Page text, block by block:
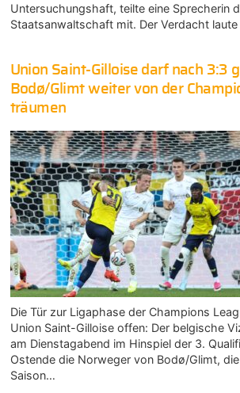
Untersuchungshaft, teilte eine Sprecherin
Staatsanwaltschaft mit. Der Verdacht
Union Saint-Gilloise darf nach 3:3
Bodø/Glimt weiter von der
träumen
Die Tür zur Ligaphase der Champions
Union Saint-Gilloise offen: Der belgische
am Dienstagabend im Hinspiel der 3.
Ostende die Norweger von Bodø/Glimt,
Saison…